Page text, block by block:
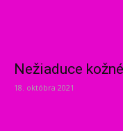
Nežiaduce
18. októbra 2021